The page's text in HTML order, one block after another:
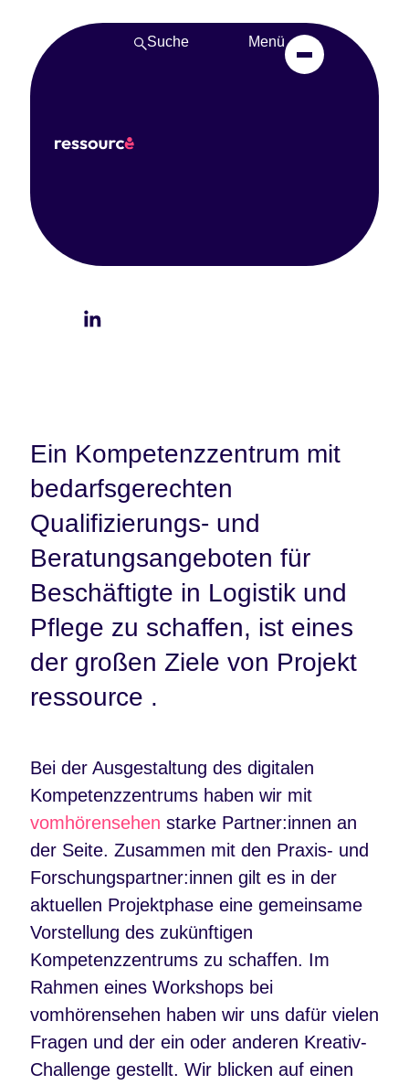
Suche Menü
Ein Kompetenzzentrum mit
bedarfsgerechten
Qualifizierungs- und
Beratungsangeboten für
Beschäftigte in Logistik und
Pflege zu schaffen, ist eines
der großen Ziele von Projekt
ressource .
Bei der Ausgestaltung des digitalen
Kompetenzzentrums haben wir mit
vomhörensehen starke Partner:innen an
der Seite. Zusammen mit den Praxis- und
Forschungspartner:innen gilt es in der
aktuellen Projektphase eine gemeinsame
Vorstellung des zukünftigen
Kompetenzzentrums zu schaffen. Im
Rahmen eines Workshops bei
vomhörensehen haben wir uns dafür vielen
Fragen und der ein oder anderen Kreativ-
Challenge gestellt. Wir blicken auf einen